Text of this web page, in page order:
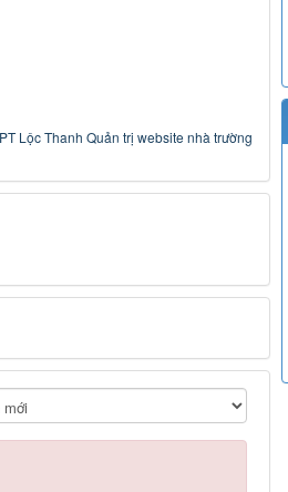
Lộc Thanh Quản trị website nhà trường